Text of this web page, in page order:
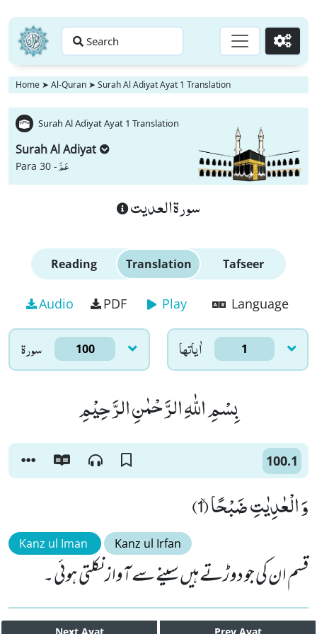
Search Go
Home ➤ Al-Quran ➤ Surah Al Adiyat Ayat 1 Translation
Surah Al Adiyat Ayat 1 Translation
Surah Al Adiyat
Para 30 -عَمَّ
سورة العديت
Reading Translation Tafseer
Audio PDF Play Language
سورۃ 100 اٰياتها 1
بِسْمِ اللّٰهِ الرَّحْمٰنِ الرَّحِیْمِ
100.1
وَ الْعٰدِیٰتِ ضَبْحًاۙ (1)
Kanz ul Iman Kanz ul Irfan
قسم ان کی جو دوڑتے ہیں سینے سے آواز نکلتی ہوئی ۔